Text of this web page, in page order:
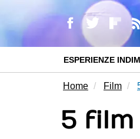
ESPERIENZE
Home Film
5